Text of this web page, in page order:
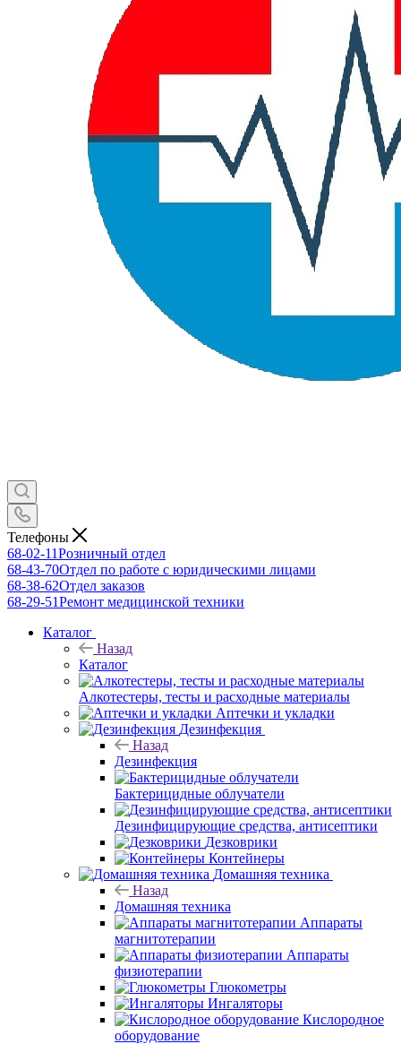
Телефоны
68-02-11Розничный отдел
68-43-70Отдел по работе с юридическими лицами
68-38-62Отдел заказов
68-29-51Ремонт медицинской техники
Каталог
Назад
Каталог
Алкотестеры, тесты и расходные материалы
Аптечки и укладки
Дезинфекция
Назад
Дезинфекция
Бактерицидные облучатели
Дезинфицирующие средства, антисептики
Дезковрики
Контейнеры
Домашняя техника
Назад
Домашняя техника
Аппараты
магнитотерапии
Аппараты
физиотерапии
Глюкометры
Ингаляторы
Кислородное
оборудование